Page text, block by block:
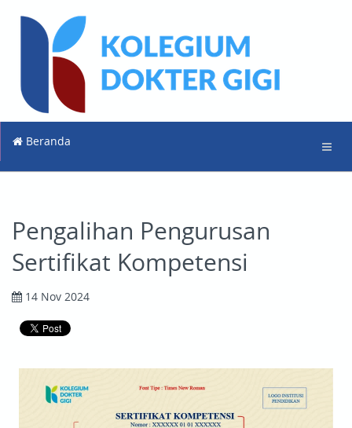
Beranda
Pengalihan Pengurusan
Sertifikat Kompetensi
14 Nov 2024